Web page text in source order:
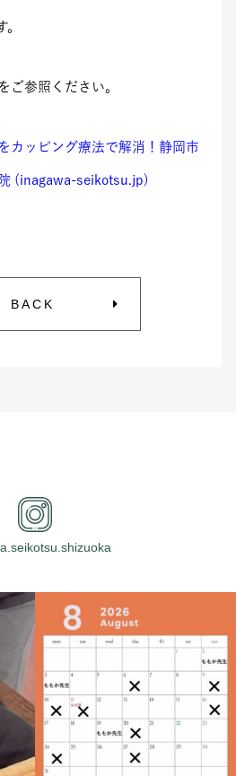
ご参照ください。
カッピング療法で解消！静岡市
(inagawa-seikotsu.jp)
BACK